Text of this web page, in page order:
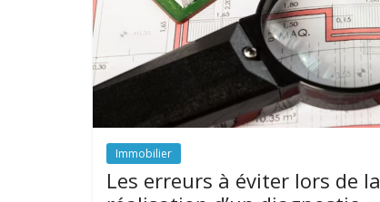
Immobilier
Les erreurs à éviter lors de la